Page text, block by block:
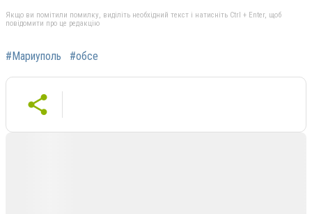
Якщо ви помітили помилку, виділіть необхідний текст і натисніть Ctrl + Enter, щоб
повідомити про це редакцію
#Мариуполь #обсе